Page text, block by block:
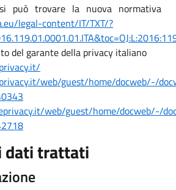
può trovare la nuova normativa
legal-content/IT/TXT/?
del garante della privacy italiano
web/guest/home/docweb/-/
web/guest/home/docweb/-/
dati trattati